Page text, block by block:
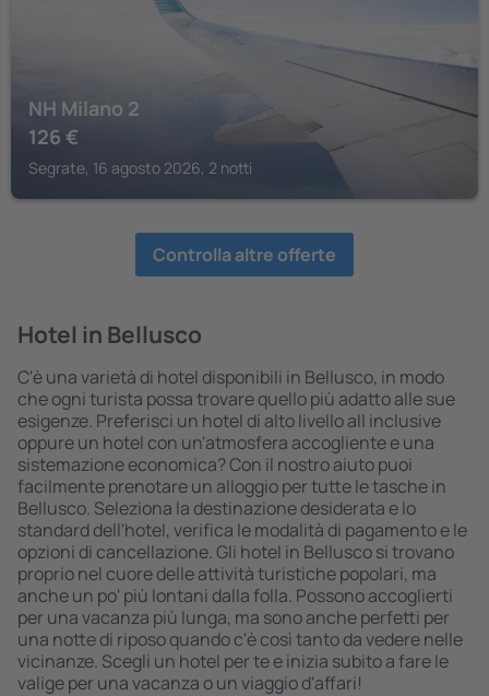
NH Milano 2
126 €
Segrate, 16 agosto 2026, 2 notti
Controlla altre offerte
Hotel in Bellusco
C'è una varietà di hotel disponibili in Bellusco, in modo
che ogni turista possa trovare quello più adatto alle sue
esigenze. Preferisci un hotel di alto livello all inclusive
oppure un hotel con un'atmosfera accogliente e una
sistemazione economica? Con il nostro aiuto puoi
facilmente prenotare un alloggio per tutte le tasche in
Bellusco. Seleziona la destinazione desiderata e lo
standard dell'hotel, verifica le modalità di pagamento e le
opzioni di cancellazione. Gli hotel in Bellusco si trovano
proprio nel cuore delle attività turistiche popolari, ma
anche un po' più lontani dalla folla. Possono accoglierti
per una vacanza più lunga, ma sono anche perfetti per
una notte di riposo quando c'è così tanto da vedere nelle
vicinanze. Scegli un hotel per te e inizia subito a fare le
valige per una vacanza o un viaggio d'affari!